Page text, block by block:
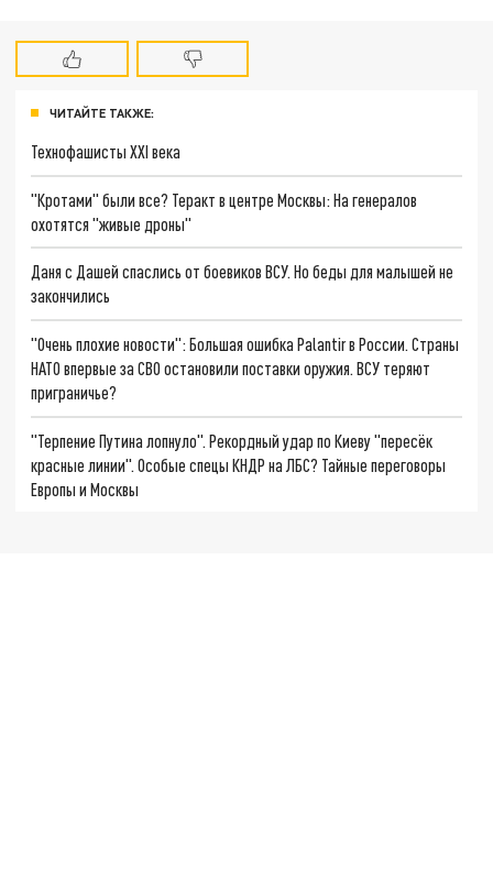
ЧИТАЙТЕ ТАКЖЕ:
Технофашисты XXI века
"Кротами" были все? Теракт в центре Москвы: На генералов
охотятся "живые дроны"
Даня с Дашей спаслись от боевиков ВСУ. Но беды для малышей не
закончились
"Очень плохие новости": Большая ошибка Palantir в России. Страны
НАТО впервые за СВО остановили поставки оружия. ВСУ теряют
приграничье?
"Терпение Путина лопнуло". Рекордный удар по Киеву "пересёк
красные линии". Особые спецы КНДР на ЛБС? Тайные переговоры
Европы и Москвы